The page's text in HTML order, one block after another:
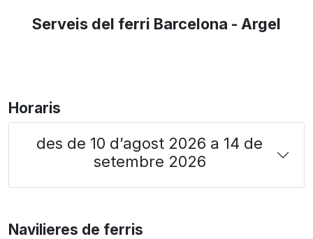
Serveis del ferri Barcelona - Argel
Horaris
des de 10 d’agost 2026 a 14 de
setembre 2026
Navilieres de ferris